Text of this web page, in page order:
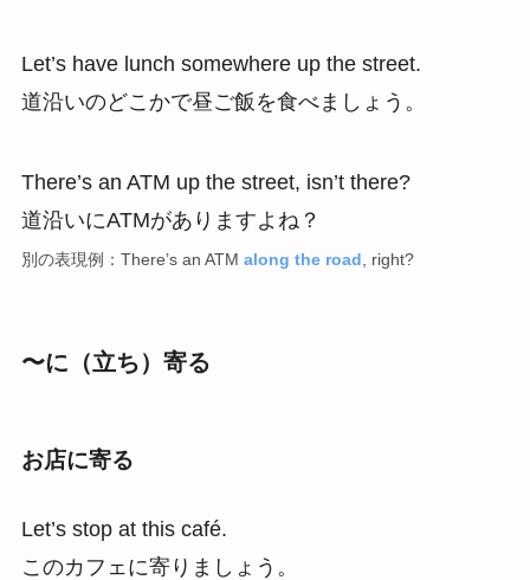
Let’s have lunch somewhere up the street.
道沿いのどこかで昼ご飯を食べましょう。
There’s an ATM up the street, isn’t there?
道沿いにATMがありますよね？
別の表現例：There’s an ATM along the road , right?
〜に（立ち）寄る
お店に寄る
Let’s stop at this café.
このカフェに寄りましょう。